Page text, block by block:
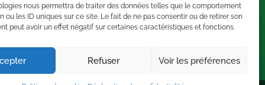
nous permettra de traiter des données telles que le comportement
ou les ID uniques sur ce site. Le fait de ne pas consentir ou de retirer son
peut avoir un effet négatif sur certaines caractéristiques et fonctions.
Refuser Voir les préférences